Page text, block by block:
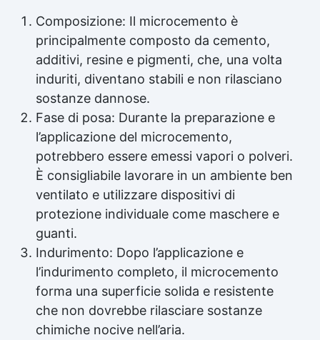
Composizione: Il microcemento è
principalmente composto da cemento,
additivi, resine e pigmenti, che, una volta
induriti, diventano stabili e non rilasciano
sostanze dannose.
Fase di posa: Durante la preparazione e
l’applicazione del microcemento,
potrebbero essere emessi vapori o polveri.
È consigliabile lavorare in un ambiente ben
ventilato e utilizzare dispositivi di
protezione individuale come maschere e
guanti.
Indurimento: Dopo l’applicazione e
l’indurimento completo, il microcemento
forma una superficie solida e resistente
che non dovrebbe rilasciare sostanze
chimiche nocive nell’aria.